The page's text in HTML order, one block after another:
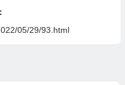
05/29/93.html